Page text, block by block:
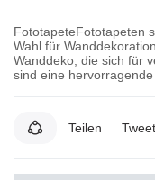
FototapeteFototapeten
Wahl für
Wanddeko, die sich für
sind eine hervorragende
Teilen Tweet